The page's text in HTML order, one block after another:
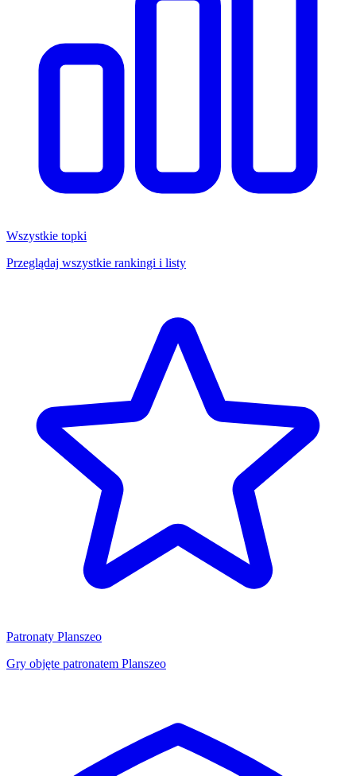
Wszystkie topki
Przeglądaj wszystkie rankingi i listy
Patronaty Planszeo
Gry objęte patronatem Planszeo